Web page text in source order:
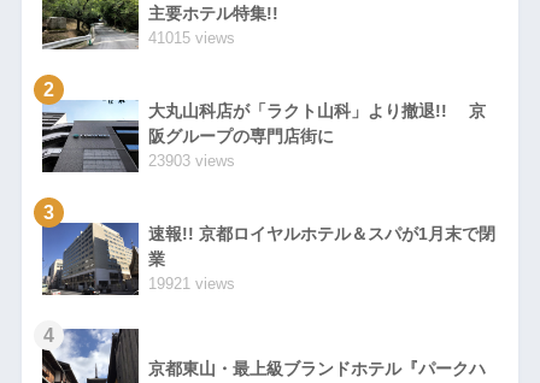
主要ホテル特集!!
41015 views
2
大丸山科店が「ラクト山科」より撤退!! 京
阪グループの専門店街に
23903 views
3
速報!! 京都ロイヤルホテル＆スパが1月末で閉
業
19921 views
4
京都東山・最上級ブランドホテル『パークハ